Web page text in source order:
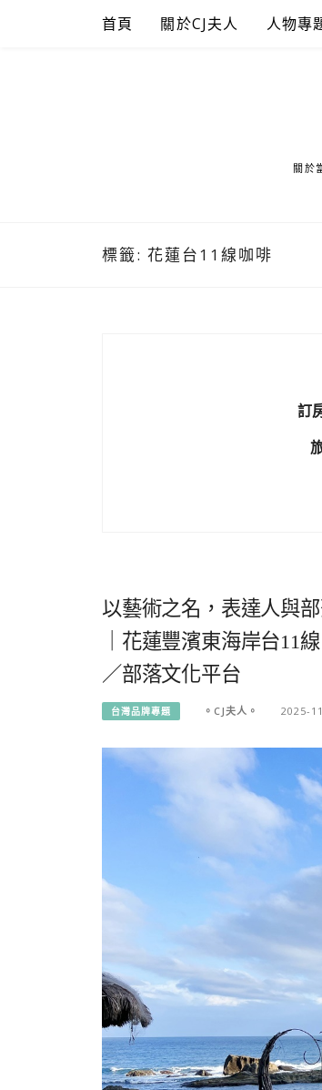
首頁 關於CJ夫人 人物專
關於
標籤: 花蓮台11線咖啡
訂
以藝術之名，表達人與
｜花蓮豐濱東海岸台11
／部落文化平台
台灣品牌專題 。CJ夫人。 2025-